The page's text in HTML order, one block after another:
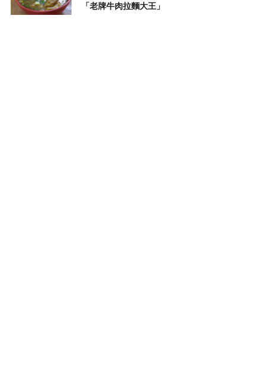
「老牌牛肉拉麵大王」